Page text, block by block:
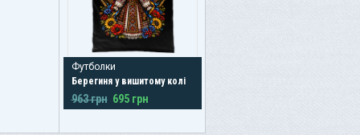
Футболки
Берегиня у вишитому колі
963 грн 695 грн